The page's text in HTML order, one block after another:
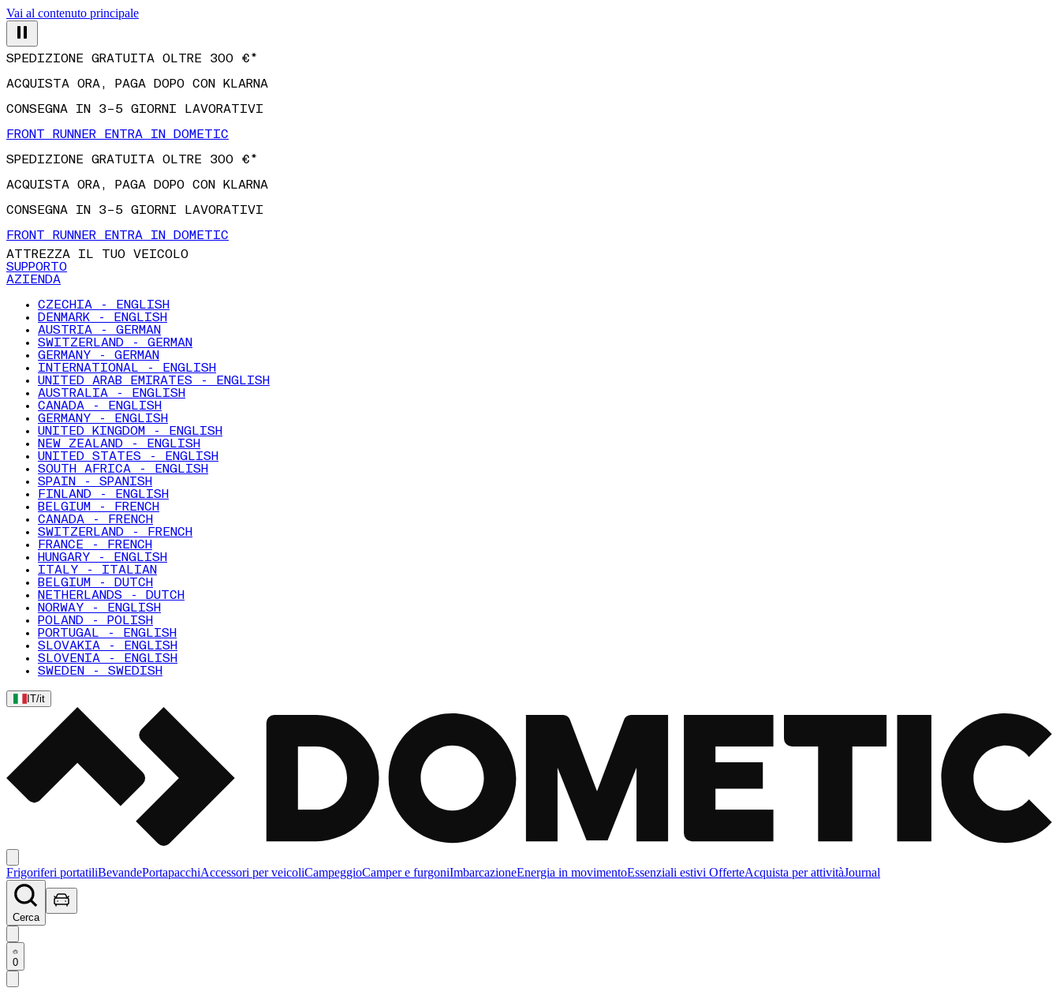
Vai al contenuto principale
SPEDIZIONE GRATUITA OLTRE 300 €*
ACQUISTA ORA, PAGA DOPO CON KLARNA
CONSEGNA IN 3–5 GIORNI LAVORATIVI
FRONT RUNNER ENTRA IN DOMETIC
SPEDIZIONE GRATUITA OLTRE 300 €*
ACQUISTA ORA, PAGA DOPO CON KLARNA
CONSEGNA IN 3–5 GIORNI LAVORATIVI
FRONT RUNNER ENTRA IN DOMETIC
ATTREZZA IL TUO VEICOLO
SUPPORTO
AZIENDA
CZECHIA - ENGLISH
DENMARK - ENGLISH
AUSTRIA - GERMAN
SWITZERLAND - GERMAN
GERMANY - GERMAN
INTERNATIONAL - ENGLISH
UNITED ARAB EMIRATES - ENGLISH
AUSTRALIA - ENGLISH
CANADA - ENGLISH
GERMANY - ENGLISH
UNITED KINGDOM - ENGLISH
NEW ZEALAND - ENGLISH
UNITED STATES - ENGLISH
SOUTH AFRICA - ENGLISH
SPAIN - SPANISH
FINLAND - ENGLISH
BELGIUM - FRENCH
CANADA - FRENCH
SWITZERLAND - FRENCH
FRANCE - FRENCH
HUNGARY - ENGLISH
ITALY - ITALIAN
BELGIUM - DUTCH
NETHERLANDS - DUTCH
NORWAY - ENGLISH
POLAND - POLISH
PORTUGAL - ENGLISH
SLOVAKIA - ENGLISH
SLOVENIA - ENGLISH
SWEDEN - SWEDISH
IT/it
Frigoriferi portatiliBevandePortapacchiAccessori per veicoliCampeggioCamper e furgoniImbarcazioneEnergia in movimentoEssenziali estivi OfferteAcquista per attivitàJournal
Cerca
0